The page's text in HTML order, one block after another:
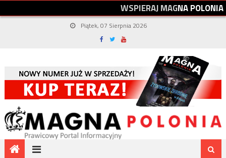
WSPIERAJMAGNAPOLONIA
Piątek, 07 Sierpnia 2026